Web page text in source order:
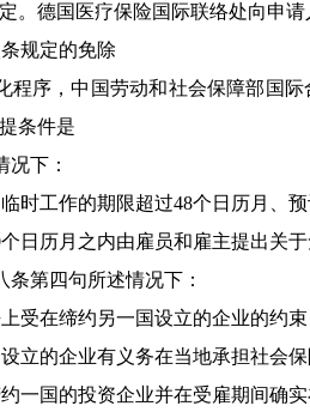
。德国医疗保险国际联络处向申
规定的免除
程序，中国劳动和社会保障部国
条件是
况下：
临时工作的期限超过48个日历月、
个日历月之内由雇员和雇主提出关
条第四句所述情况下：
上受在缔约另一国设立的企业的约
设立的企业有义务在当地承担社会
约一国的投资企业并在受雇期间确